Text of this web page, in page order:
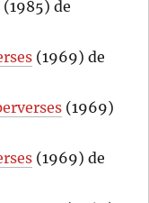
(1985) de
(1969) de
(1969)
(1969) de